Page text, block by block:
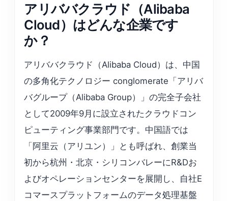
アリババクラウド（Alibaba
Cloud）はどんな企業です
か？
アリババクラウド（Alibaba Cloud）は、中国
の多角化テクノロジー conglomerate「アリバ
バグループ（Alibaba Group）」の完全子会社
として2009年9月に設立されたクラウドコン
ピューティング事業部門です。中国語では
「阿里云（アリユン）」とも呼ばれ、創業当
初から杭州・北京・シリコンバレーにR&Dお
よびオペレーションセンターを展開し、自社E
コマースプラットフォームのデータ処理基盤